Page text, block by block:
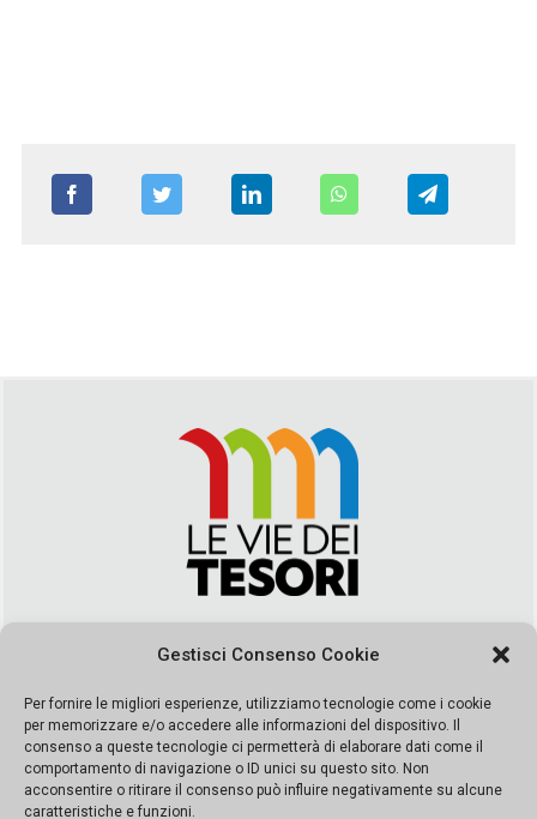
Gestisci Consenso Cookie
Per fornire le migliori esperienze, utilizziamo tecnologie come i cookie
per memorizzare e/o accedere alle informazioni del dispositivo. Il
consenso a queste tecnologie ci permetterà di elaborare dati come il
comportamento di navigazione o ID unici su questo sito. Non
acconsentire o ritirare il consenso può influire negativamente su alcune
caratteristiche e funzioni.
segreteria@leviedeitesori.it
Direttore ResponsabileMarcello Barbaro – Aut. del tribunale di
Palermo n. 19 del 2017 iscrizione al roc numero 37003 Editore
Porta Felice Srl. Sede legale: Via Libertà 93 – 90143 Palermo
Società iscritta alla Camera di Commercio di Palermo Ufficio